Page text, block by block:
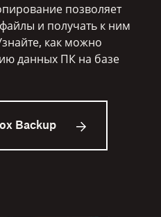
позволяет
и получать к ним
как можно
данных ПК на базе
Backup